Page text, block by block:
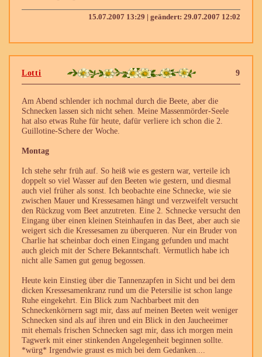
15.07.2007 13:29 | geändert: 29.07.2007 12:02
9
Lotti
Am Abend schlender ich nochmal durch die Beete, aber die
Schnecken lassen sich nicht sehen. Meine Massenmörder-Seele
hat also etwas Ruhe für heute, dafür verliere ich schon die 2.
Guillotine-Schere der Woche.
Montag
Ich stehe sehr früh auf. So heiß wie es gestern war, verteile ich
doppelt so viel Wasser auf den Beeten wie gestern, und diesmal
auch viel früher als sonst. Ich beobachte eine Schnecke, wie sie
zwischen Mauer und Kressesamen hängt und verzweifelt versucht
den Rückzug vom Beet anzutreten. Eine 2. Schnecke versucht den
Eingang über einen kleinen Steinhaufen in das Beet, aber auch sie
weigert sich die Kressesamen zu überqueren. Nur ein Bruder von
Charlie hat scheinbar doch einen Eingang gefunden und macht
auch gleich mit der Schere Bekanntschaft. Vermutlich habe ich
nicht alle Samen gut genug begossen.
Heute kein Einstieg über die Tannenzapfen in Sicht und bei dem
dicken Kressesamenkranz rund um die Petersilie ist schon lange
Ruhe eingekehrt. Ein Blick zum Nachbarbeet mit den
Schneckenkörnern sagt mir, dass auf meinen Beeten weit weniger
Schnecken sind als auf ihren und ein Blick in den Jaucheeimer
mit ehemals frischen Schnecken sagt mir, dass ich morgen mein
Tagwerk mit einer stinkenden Angelegenheit beginnen sollte.
*würg* Irgendwie graust es mich bei dem Gedanken....